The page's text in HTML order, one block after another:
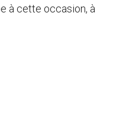
à cette occasion, à